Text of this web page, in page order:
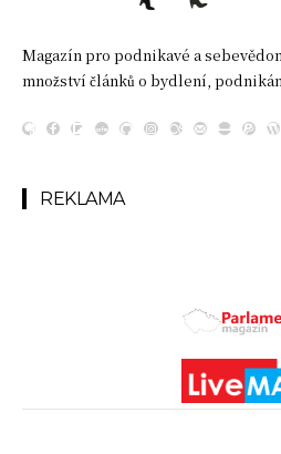
Magazín pro podnikavé a
množství článků o bydlení,
REKLAMA